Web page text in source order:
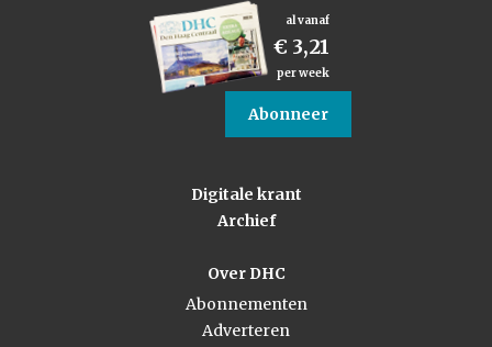
al vanaf
€ 3,21
per week
Abonneer
Digitale krant
Archief
Over DHC
Abonnementen
Adverteren